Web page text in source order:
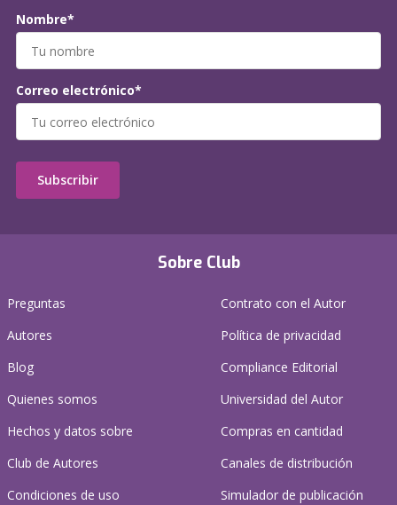
Sobre Club
Preguntas
Autores
Blog
Quienes somos
Hechos y datos sobre
Club de Autores
Condiciones de uso
Contrato con el Autor
Política de privacidad
Compliance Editorial
Universidad del Autor
Compras en cantidad
Canales de distribución
Simulador de publicación
Nombre*
Correo electrónico*
Subscribir